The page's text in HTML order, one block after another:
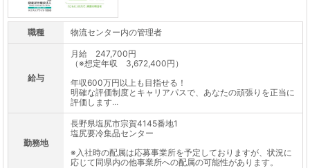
職種 物流センター内の管理者
給与
月給 247,700円
（※想定年収 3,672,400円）
年収600万円以上も目指せる！
明確な評価制度とキャリアパスで、あなたの頑張りを正当に
評価します...
勤務地
長野県塩尻市宗賀4145番地1
塩尻要冷集品センター
※入社時の配属は応募事業所を予定しておりますが、状況に
応じて同県内の他事業所への配属の可能性があります。